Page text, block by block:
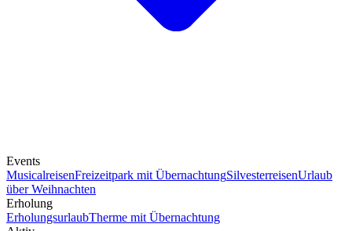
Events
MusicalreisenFreizeitpark mit ÜbernachtungSilvesterreisenUrlaub
über Weihnachten
Erholung
ErholungsurlaubTherme mit Übernachtung